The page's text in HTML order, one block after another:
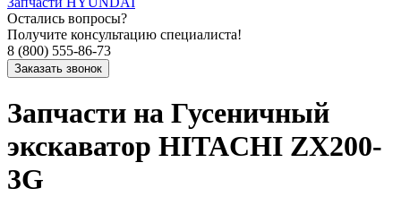
Остались вопросы?
Получите консультацию специалиста!
8 (800) 555-86-73
Запчасти на Гусеничный
экскаватор HITACHI ZX200-
3G